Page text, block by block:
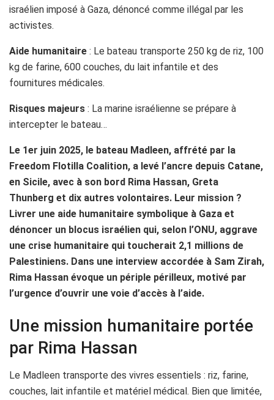
israélien imposé à Gaza, dénoncé comme illégal par les
activistes.
Aide humanitaire : Le bateau transporte 250 kg de riz, 100
kg de farine, 600 couches, du lait infantile et des
fournitures médicales.
Risques majeurs : La marine israélienne se prépare à
intercepter le bateau…
Le 1er juin 2025, le bateau Madleen, affrété par la
Freedom Flotilla Coalition, a levé l’ancre depuis Catane,
en Sicile, avec à son bord Rima Hassan, Greta
Thunberg et dix autres volontaires. Leur mission ?
Livrer une aide humanitaire symbolique à Gaza et
dénoncer un blocus israélien qui, selon l’ONU, aggrave
une crise humanitaire qui toucherait 2,1 millions de
Palestiniens. Dans une interview accordée à Sam Zirah,
Rima Hassan évoque un périple périlleux, motivé par
l’urgence d’ouvrir une voie d’accès à l’aide.
Une mission humanitaire portée
par Rima Hassan
Le Madleen transporte des vivres essentiels : riz, farine,
couches, lait infantile et matériel médical. Bien que limitée,